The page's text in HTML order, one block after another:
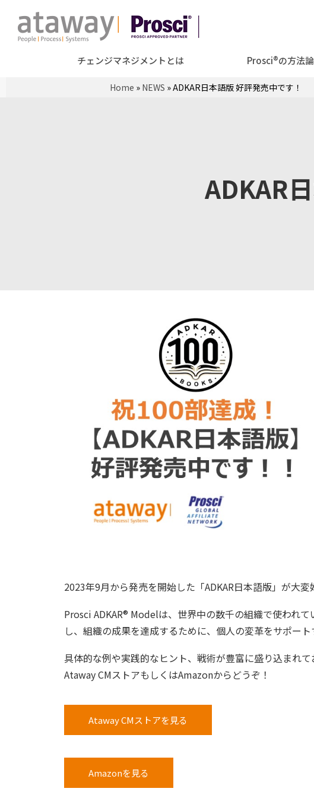
チェンジマネジメントとは Prosci®の方法
Home » NEWS »ADKAR日本語版 好評発売中です！
ADKAR
2023年9月から発売を開始した「ADKAR日本語版」が大
Prosci ADKAR® Modelは、世界中の数千の組織で使われ
し、組織の成果を達成するために、個人の変革をサポー
具体的な例や実践的なヒント、戦術が豊富に盛り込まれ
Ataway CMストアもしくはAmazonからどうぞ！
Ataway CMストアを見る
Amazonを見る